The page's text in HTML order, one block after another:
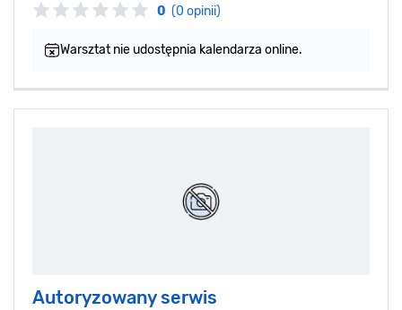
0 (0 opinii)
Warsztat nie udostępnia kalendarza online.
Autoryzowany serwis